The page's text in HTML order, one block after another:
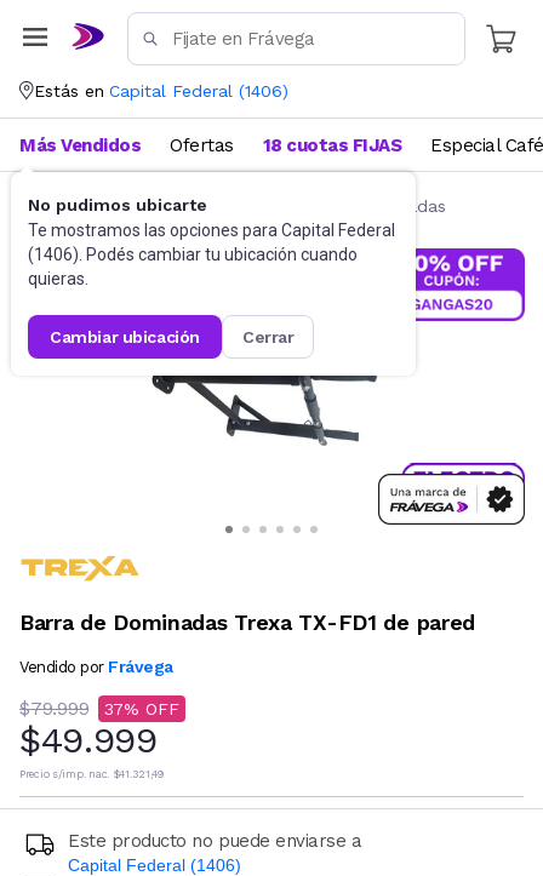
Estás en Capital Federal (1406)
No pudimos ubicarte
Te mostramos las opciones para Capital Federal
(1406). Podés cambiar tu ubicación cuando
quieras.
cambiar ubicación cerrar
Más Vendidos Ofertas 18 cuotas FIJAS Especial Café
Multigimnasios y bancos Barra para dominadas
Barra de Dominadas Trexa TX-FD1 de pared
Vendido por Frávega
$79.999 37
$49.999
Precio s/imp. nac. $41.321,49
Este producto no puede enviarse a
Capital Federal (1406)